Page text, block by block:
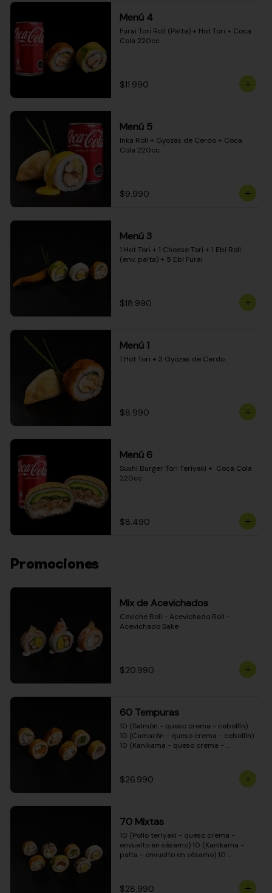
Menú 4
Furai Tori Roll (Palta) + Hot Tori + Coca
Cola 220cc
$11.990
Menú 5
Inka Roll + Gyozas de Cerdo + Coca
Cola 220cc
$9.990
Menú 3
1 Hot Tori + 1 Cheese Tori + 1 Ebi Roll
(env. palta) + 5 Ebi Furai
$18.990
Menú 1
1 Hot Tori + 3 Gyozas de Cerdo
$8.990
Menú 6
Sushi Burger Tori Teriyaki +  Coca Cola
220cc
$8.490
Promociones
Mix de Acevichados
Ceviche Roll - Acevichado Roll -
Acevichado Sake
$20.990
60 Tempuras
10 (Salmón - queso crema - cebollín)
10 (Camarón - queso crema - cebollín)
10 (Kanikama - queso crema -
crema - cebollín) 10 (Carne - queso
crema - cebollín)
$26.990
70 Mixtas
10 (Pollo teriyaki - queso crema -
envuelto en sésamo) 10 (Kanikama -
palta - envuelto en sésamo) 10
- envuelto en queso crema) 10
$28.990